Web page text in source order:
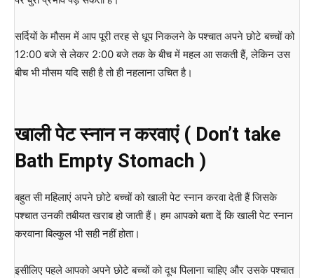
सर्दियों के मौसम में आप पूरी तरह से धूप निकलने के पश्चात अपने छोटे बच्चों को
12:00 बजे से लेकर 2:00 बजे तक के बीच में महल आ सकती हैं, लेकिन उस
बीच भी मौसम यदि सही है तो ही नहलाना उचित है।
खाली पेट स्नान न करवाएं ( Don’t take
Bath Empty Stomach )
बहुत सी महिलाएं अपने छोटे बच्चों को खाली पेट स्नान करवा देती हैं जिसके
पश्चात उनकी तबीयत खराब हो जाती हैं। हम आपको बता दें कि खाली पेट स्नान
करवाना बिल्कुल भी सही नहीं होता।
इसीलिए पहले आपको अपने छोटे बच्चों को दूध पिलाना चाहिए और उसके पश्चात